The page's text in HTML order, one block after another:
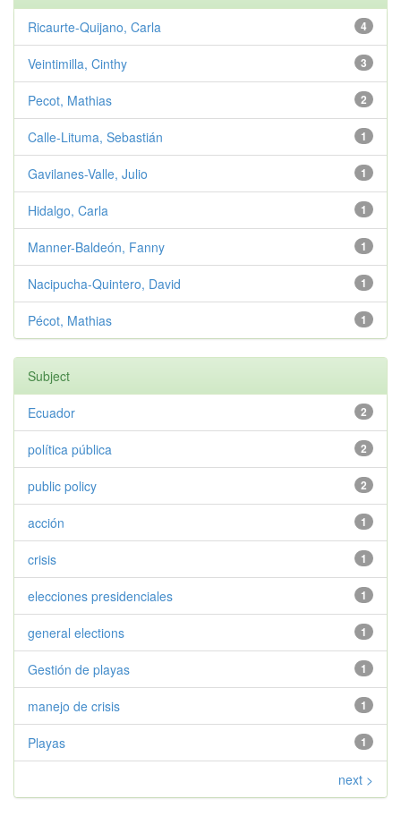
4
Ricaurte-Quijano, Carla
3
Veintimilla, Cinthy
2
Pecot, Mathias
1
Calle-Lituma, Sebastián
1
Gavilanes-Valle, Julio
1
Hidalgo, Carla
1
Manner-Baldeón, Fanny
1
Nacipucha-Quintero, David
1
Pécot, Mathias
Subject
2
Ecuador
2
política pública
2
public policy
1
acción
1
crisis
1
elecciones presidenciales
1
general elections
1
Gestión de playas
1
manejo de crisis
1
Playas
next >